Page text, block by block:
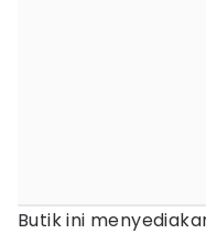
Butik ini